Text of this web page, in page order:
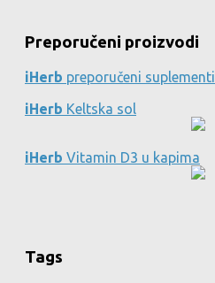
Preporučeni proizvodi
iHerb preporučeni suplementi
iHerb Keltska sol
iHerb Vitamin D3 u kapima
Tags